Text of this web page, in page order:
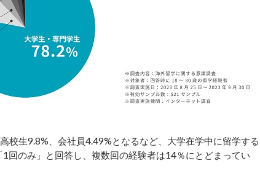
生9.8%、会社員4.49%となるなど、大学在学中に留学する
回のみ」と回答し、複数回の経験者は14％にとどまってい